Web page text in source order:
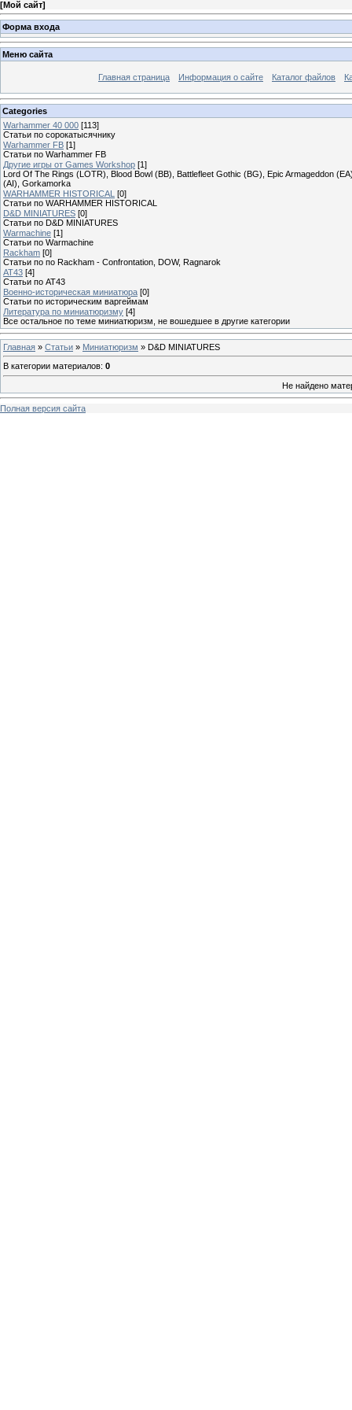
[Мой сайт]
Форма входа
Меню сайта
Главная страница Информация о сайте Каталог файлов
Categories
Warhammer 40 000 [113]
Статьи по сорокатысячнику
Warhammer FB [1]
Статьи по Warhammer FB
Другие игры от Games Workshop [1]
Lord Of The Rings (LOTR), Blood Bowl (BB), Battlefleet Gothic (BG), Epic Armageddon
(AI), Gorkamorka
WARHAMMER HISTORICAL [0]
Статьи по WARHAMMER HISTORICAL
D&D MINIATURES [0]
Статьи по D&D MINIATURES
Warmachine [1]
Статьи по Warmachine
Rackham [0]
Статьи по по Rackham - Confrontation, DOW, Ragnarok
AT43 [4]
Статьи по AT43
Военно-историческая миниатюра [0]
Статьи по историческим варгеймам
Литература по миниатюризму [4]
Все остальное по теме миниатюризм, не вошедшее в другие категории
Главная » Статьи » Миниатюризм » D&D MINIATURES
В категории материалов: 0
Не найдено
Полная версия сайта